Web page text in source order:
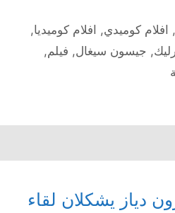
, افلام كوميدي, افلام كوميديا,
, جيسون سيغال, فيلم,
دياز يشكلان لقاء